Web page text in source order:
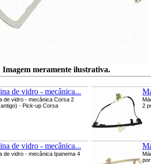
Imagem meramente ilustrativa.
de vidro - mecânica...
de vidro - mecânica Corsa 2
- Pick-up Corsa
2
de vidro - mecânica...
de vidro - mecânica Ipanema 4